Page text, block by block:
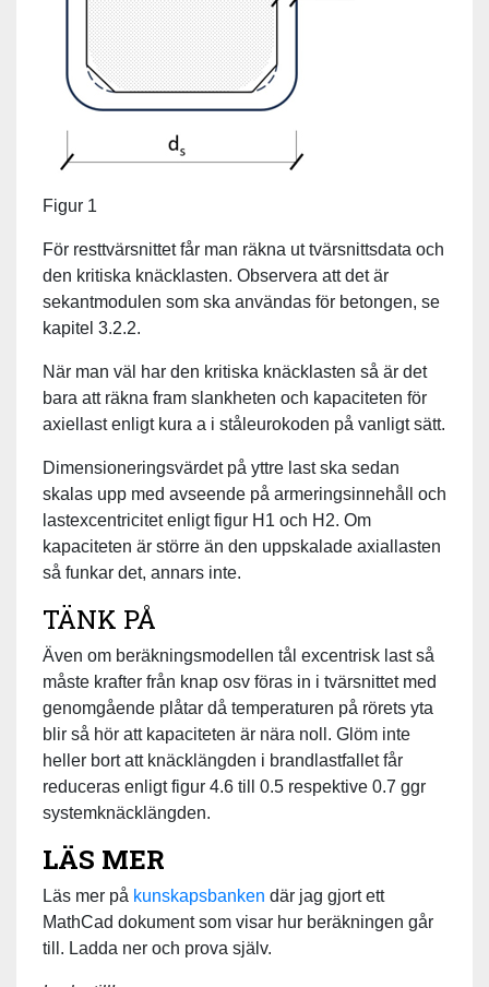
Figur 1
För resttvärsnittet får man räkna ut tvärsnittsdata och
den kritiska knäcklasten. Observera att det är
sekantmodulen som ska användas för betongen, se
kapitel 3.2.2.
När man väl har den kritiska knäcklasten så är det
bara att räkna fram slankheten och kapaciteten för
axiellast enligt kura a i ståleurokoden på vanligt sätt.
Dimensioneringsvärdet på yttre last ska sedan
skalas upp med avseende på armeringsinnehåll och
lastexcentricitet enligt figur H1 och H2. Om
kapaciteten är större än den uppskalade axiallasten
så funkar det, annars inte.
TÄNK PÅ
Även om beräkningsmodellen tål excentrisk last så
måste krafter från knap osv föras in i tvärsnittet med
genomgående plåtar då temperaturen på rörets yta
blir så hör att kapaciteten är nära noll. Glöm inte
heller bort att knäcklängden i brandlastfallet får
reduceras enligt figur 4.6 till 0.5 respektive 0.7 ggr
systemknäcklängden.
LÄS MER
Läs mer på kunskapsbanken där jag gjort ett
MathCad dokument som visar hur beräkningen går
till. Ladda ner och prova själv.